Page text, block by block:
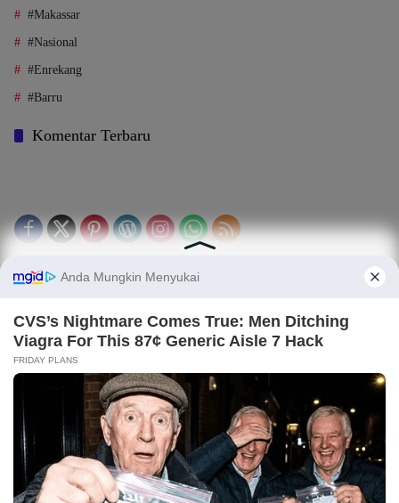
#Makassar
#Nasional
#Enrekang
#Barru
Komentar Terbaru
SOP Perlindungan Jurnalis
Kode Etik Jurnalistik (KEJ)
Kode Etik Perilaku Perusahaan (KEPP)
Pedoman Media Siber (PMS)
Kode Etik Redaksi / Perusahaan PT TOP MEDIA MANDIRI
Privacy Policy
Copy Right 2025 | PT. TOP MEDIA MANDIRI
×
Light Dark